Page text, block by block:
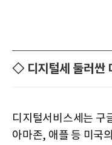
◇ 디지털세 둘러싼
디지털서비스세는 구
아마존, 애플 등 미국